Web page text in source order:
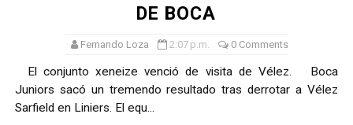
DE BOCA
Fernando Loza 2:07 p.m. 0 Comments
El conjunto xeneize venció de visita de Vélez. Boca
Juniors sacó un tremendo resultado tras derrotar a Vélez
Sarfield en Liniers. El equ...